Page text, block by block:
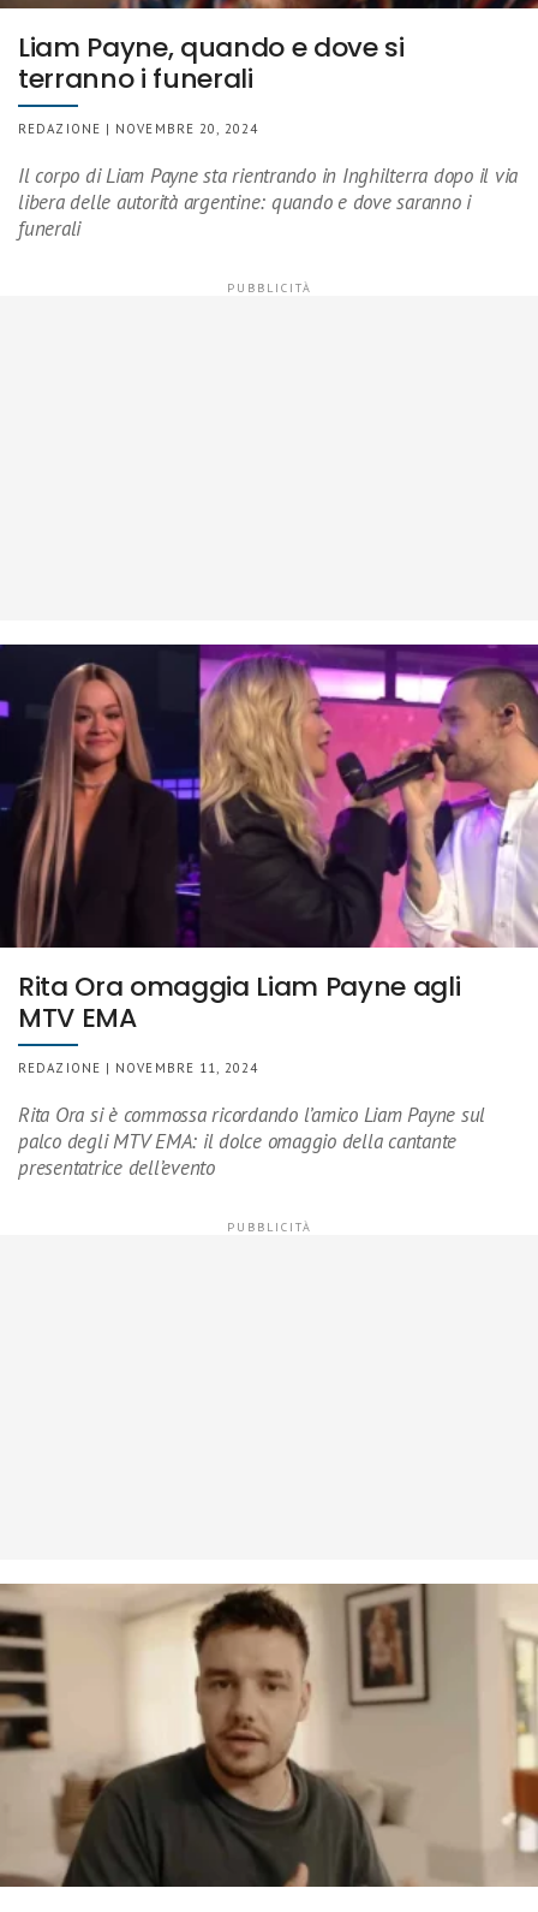
Liam Payne, quando e dove si
terranno i funerali
REDAZIONE | NOVEMBRE 20, 2024
Il corpo di Liam Payne sta rientrando in Inghilterra dopo il via
libera delle autorità argentine: quando e dove saranno i
funerali
Rita Ora omaggia Liam Payne agli
MTV EMA
REDAZIONE | NOVEMBRE 11, 2024
Rita Ora si è commossa ricordando l’amico Liam Payne sul
palco degli MTV EMA: il dolce omaggio della cantante
presentatrice dell’evento